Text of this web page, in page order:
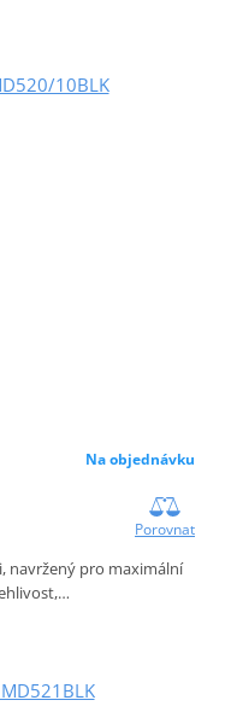
10BLK
Na objednávku
Porovnat
navržený pro maximální